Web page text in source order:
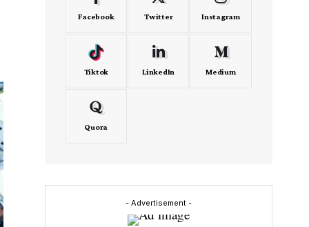
Facebook Twitter Instagram
Tiktok LinkedIn Medium
Quora
- Advertisement -